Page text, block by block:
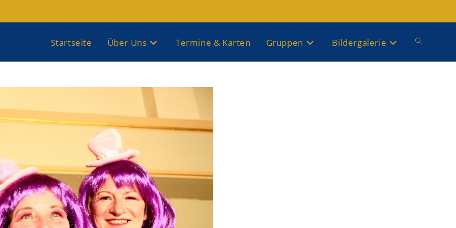
Startseite Über Uns Termine & Karten Gruppen Bildergalerie Website-